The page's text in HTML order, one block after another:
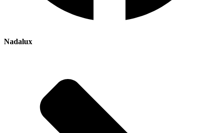
Nadalux